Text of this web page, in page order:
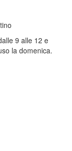
9 alle 12 e
la domenica.